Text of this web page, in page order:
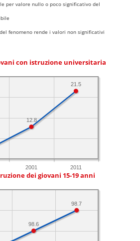
per valore nullo o poco significativo del
fenomeno rende i valori non significativi
con istruzione universitaria
2001 2011
21.5
12.8
dei giovani 15-19 anni
98.7
98.6